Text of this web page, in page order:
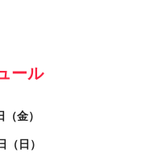
ール
金）
日）